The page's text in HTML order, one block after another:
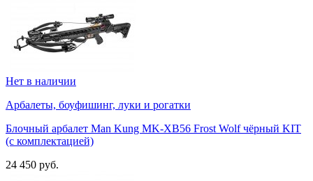
Нет в наличии
Арбалеты, боуфишинг, луки и рогатки
Блочный арбалет Man Kung MK-XB56 Frost Wolf чёрный KIT
(с комплектацией)
24 450 руб.